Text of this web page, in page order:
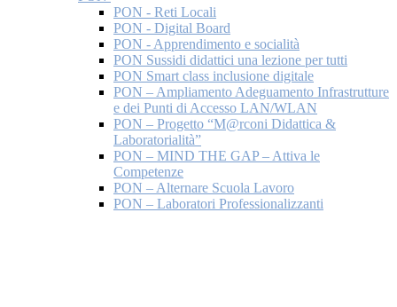
PON - Reti Locali
PON - Digital Board
PON - Apprendimento e socialità
PON Sussidi didattici una lezione per tutti
PON Smart class inclusione digitale
PON – Ampliamento Adeguamento Infrastrutture
e dei Punti di Accesso LAN/WLAN
PON – Progetto “M@rconi Didattica &
Laboratorialità”
PON – MIND THE GAP – Attiva le
Competenze
PON – Alternare Scuola Lavoro
PON – Laboratori Professionalizzanti